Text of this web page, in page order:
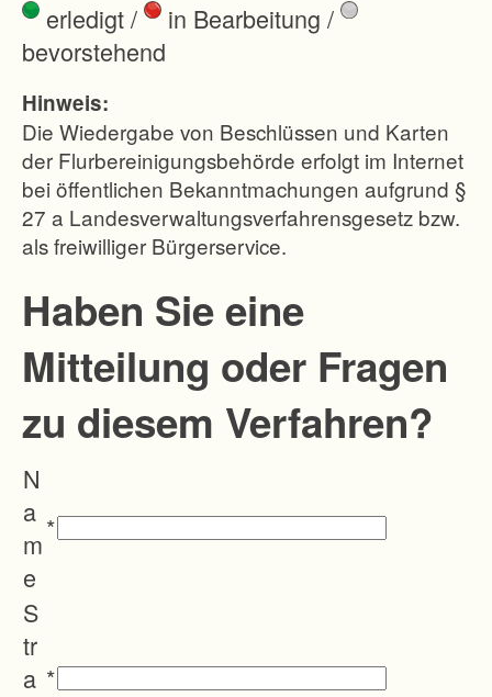
erledigt/ in Bearbeitung /
bevorstehend
Hinweis:
Die Wiedergabe von Beschlüssen und Karten
der Flurbereinigungsbehörde erfolgt im Internet
bei öffentlichen Bekanntmachungen aufgrund §
27 a Landesverwaltungsverfahrensgesetz bzw.
als freiwilliger Bürgerservice.
Haben Sie eine
Mitteilung oder Fragen
zu diesem Verfahren?
N
a
m
e
*
S
tr
a *